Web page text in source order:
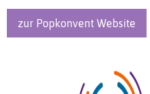
offiziellen
Popkonvent-Website!
zur Popkonvent Website